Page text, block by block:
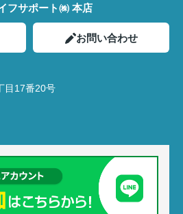
フサポート㈱ 本店
お問い合わせ
目17番20号